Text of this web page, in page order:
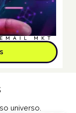
EMAIL MKT
universo.